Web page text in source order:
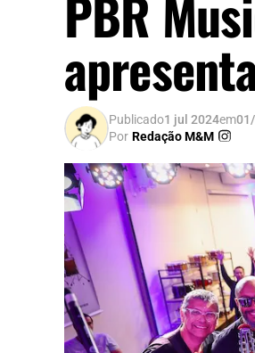
Publicado1 jul 2024em
Por Redação M&M